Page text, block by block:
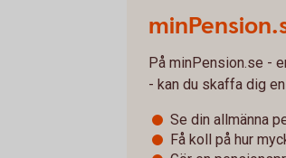
På minPension.se -
- kan du skaffa dig
Se din allmänna
Få koll på hur